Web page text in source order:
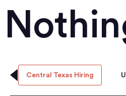
Central Texas Hiring